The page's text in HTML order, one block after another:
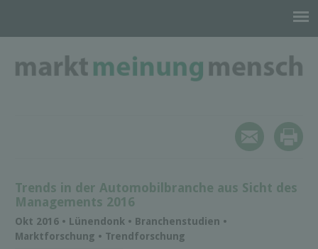
Trends in der Automobilbranche aus Sicht des
Managements 2016
Okt 2016 • Lünendonk • Branchenstudien •
Marktforschung • Trendforschung